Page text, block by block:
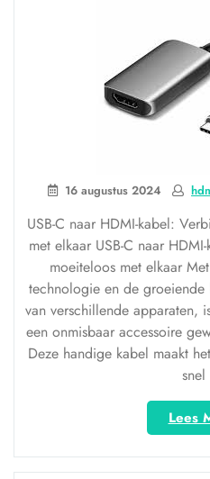
16 augustus 2024
USB-C naar HDMI-kabel:
met elkaar USB-C naar
moeiteloos met elkaar
technologie en de
van verschillende apparaten,
een onmisbaar accessoire
Deze handige kabel maakt
Lees